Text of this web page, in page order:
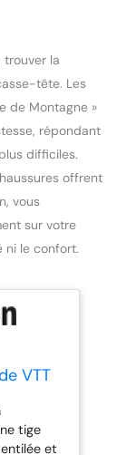
trouver la
tête. Les
de Montagne »
répondant
difficiles.
offrent
vous
sur votre
ni le confort.
VTT
tige
et